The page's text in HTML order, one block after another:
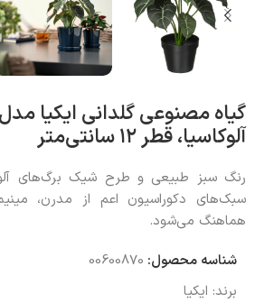
آلوکاسیا، قطر ۱۲ سانتی‌متر
رنگ سبز طبیعی و طرح شیک برگ‌های
سبک‌های دکوراسیون اعم از مدرن،
هماهنگ می‌شود.
شناسه محصول: 00600870
برند: ایکیا